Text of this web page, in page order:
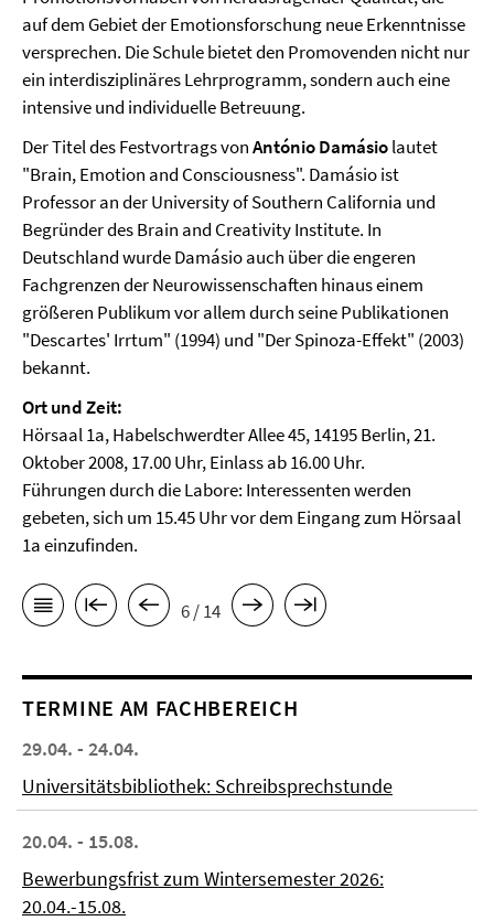
auf dem Gebiet der Emotionsforschung neue Erkenntnisse
versprechen. Die Schule bietet den Promovenden nicht nur
ein interdisziplinäres Lehrprogramm, sondern auch eine
intensive und individuelle Betreuung.
Der Titel des Festvortrags vonAntónio Damásiolautet
"Brain, Emotion and Consciousness". Damásio ist
Professor an der University of Southern California und
Begründer des Brain and Creativity Institute. In
Deutschland wurde Damásio auch über die engeren
Fachgrenzen der Neurowissenschaften hinaus einem
größeren Publikum vor allem durch seine Publikationen
"Descartes' Irrtum" (1994) und "Der Spinoza-Effekt" (2003)
bekannt.
Ort und Zeit:
Hörsaal 1a, Habelschwerdter Allee 45, 14195 Berlin, 21.
Oktober 2008, 17.00 Uhr, Einlass ab 16.00 Uhr.
Führungen durch die Labore: Interessenten werden
gebeten, sich um 15.45 Uhr vor dem Eingang zum Hörsaal
1a einzufinden.
6 / 14
TERMINE AM FACHBEREICH
29.04. - 24.04.
Universitätsbibliothek: Schreibsprechstunde
20.04. - 15.08.
Bewerbungsfrist zum Wintersemester 2026:
20.04.-15.08.